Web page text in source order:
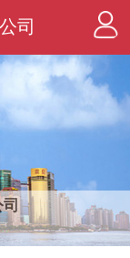
司